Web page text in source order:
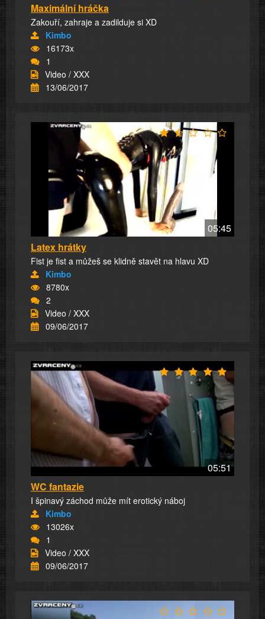
Maximální hráčka
Zakouří, zahraje a zadilduje si XD
Kimbo
16173x
1
Video / XXX
13/06/2017
05:45
Latex hrátky
Fist je fist a můžeš se klidně stavět na hlavu XD
Kimbo
8780x
2
Video / XXX
09/06/2017
05:51
WC fantazie
I špinavý záchod může mít erotický náboj
Kimbo
13026x
1
Video / XXX
09/06/2017